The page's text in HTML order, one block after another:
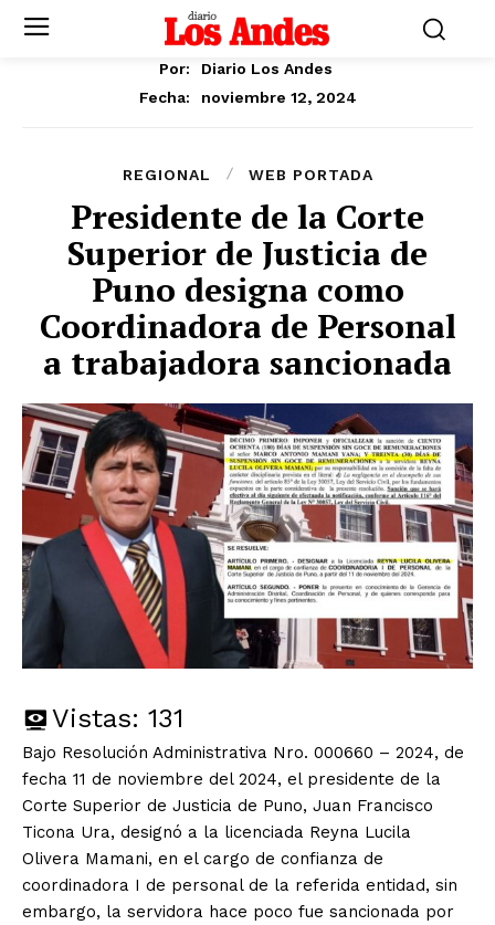
Por:
Diario Los Andes
Fecha:
noviembre 12, 2024
REGIONAL WEB PORTADA
Presidente de la Corte
Superior de Justicia de
Puno designa como
Coordinadora de Personal
a trabajadora sancionada
Vistas: 131
Bajo Resolución Administrativa Nro. 000660 – 2024, de
fecha 11 de noviembre del 2024, el presidente de la
Corte Superior de Justicia de Puno, Juan Francisco
Ticona Ura, designó a la licenciada Reyna Lucila
Olivera Mamani, en el cargo de confianza de
coordinadora I de personal de la referida entidad, sin
embargo, la servidora hace poco fue sancionada por